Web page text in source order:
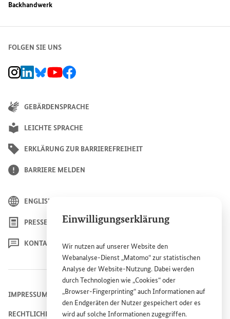
Einwilligungserklärung
Wir nutzen auf unsererWebsite den
Webanalyse-Dienst „Matomo“ zur statistischen
Analyse derWebsite-Nutzung. Dabei werden
durch Technologien wie „Cookies“ oder
„Browser-Fingerprinting“ auch Informationen auf
den Endgeräten der Nutzer gespeichert oder es
wird auf solche Informationen zugegriffen.
Backhandwerk
FOLGEN SIE UNS
BMZ Instagram-Kanal, Externer Link
BMZ LinkedIn Unternehmensseite, Externer Link
BMZ Bluesky-Seite, Externer Link
BMZ Youtube-Kanal, Externer Link
BMZ Facebook-Seite, Externer Link
GEBÄRDENSPRACHE
LEICHTE SPRACHE
ERKLÄRUNG ZUR BARRIEREFREIHEIT
BARRIERE MELDEN
ENGLISH
PRESSE
KONTAKT
IMPRESSUM
RECHTLICHE HINWEISE